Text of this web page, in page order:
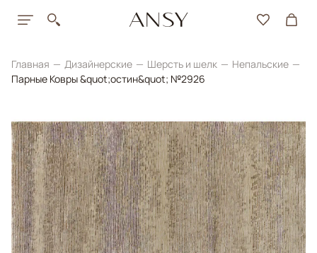
Главная Дизайнерские Шерсть и шелк
Непальские
Парные Ковры &quot;остин&quot; №2926